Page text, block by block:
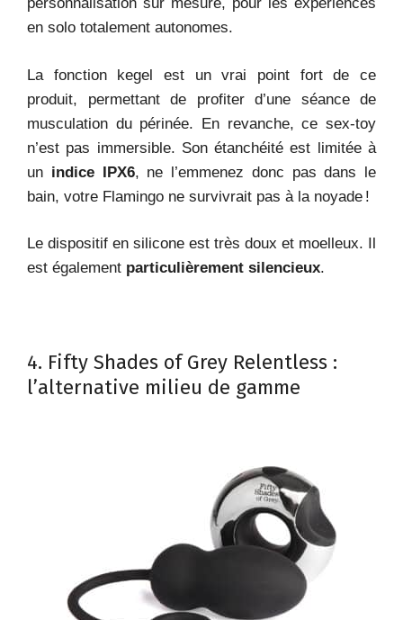
personnalisation sur mesure, pour les expériences
en solo totalement autonomes.
La fonction kegel est un vrai point fort de ce
produit, permettant de profiter d’une séance de
musculation du périnée. En revanche, ce sex-toy
n’est pas immersible. Son étanchéité est limitée à
un indice IPX6, ne l’emmenez donc pas dans le
bain, votre Flamingo ne survivrait pas à la noyade !
Le dispositif en silicone est très doux et moelleux. Il
est également particulièrement silencieux.
4. Fifty Shades of Grey Relentless :
l’alternative milieu de gamme